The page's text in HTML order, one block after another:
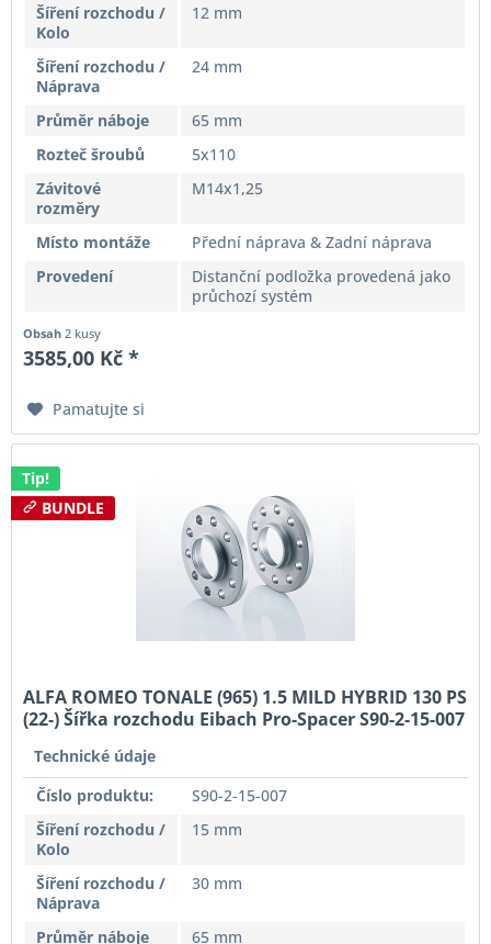
Šíření rozchodu /
Kolo
12 mm
Šíření rozchodu /
Náprava
24 mm
Průměr náboje
65 mm
Rozteč šroubů
5x110
Závitové
rozměry
M14x1,25
Místo montáže
Přední náprava & Zadní náprava
Provedení
Distanční podložka provedená jako
průchozí systém
Obsah 2 kusy
3585,00 Kč *
Pamatujte si
Tip!
BUNDLE
ALFA ROMEO TONALE (965) 1.5 MILD HYBRID 130 PS
(22-) Šířka rozchodu Eibach Pro-Spacer S90-2-15-007
Technické údaje
Číslo produktu:
S90-2-15-007
Šíření rozchodu /
Kolo
15 mm
Šíření rozchodu /
Náprava
30 mm
Průměr náboje 65 mm